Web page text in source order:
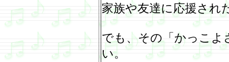
家族や友達に応援され
でも、その「かっこよ
い。